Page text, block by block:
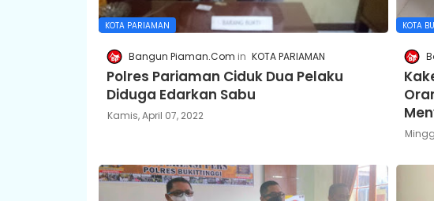
KOTA PARIAMAN
Bangun Piaman.Com KOTA PARIAMAN
Polres Pariaman Ciduk Dua Pelaku
Diduga Edarkan Sabu
Kamis, April 07, 2022
KOTA